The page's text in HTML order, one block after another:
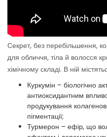
Секрет, без перебільшення,
для обличчя, тіла й волосся
хімічному складі. В ній
Куркумін – біологічно
антиоксидантним
продукування
пігментації;
Турмерон – ефір, що